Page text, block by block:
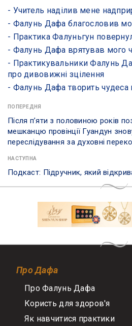
- ​Учитель наділив мене
- ​Фалунь Дафа благословив
- ​Практика Фалуньгун
- ​Фалунь Дафа врятував мого
- ​Практикувальники Фалунь
про дивовижні зцілення
- Фалунь Дафа творить
ПОПЕРЕДНЯ
Після п’яти з половиною років
мешканцю провінції Гуандун
переслідування за духовні
НАСТУПНА
Подкаст: Підручник, який
Про Дафа
Про Фалунь Дафа
Користь для здоров'я
Як навчитися практики